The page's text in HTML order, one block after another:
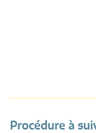
Procédure à